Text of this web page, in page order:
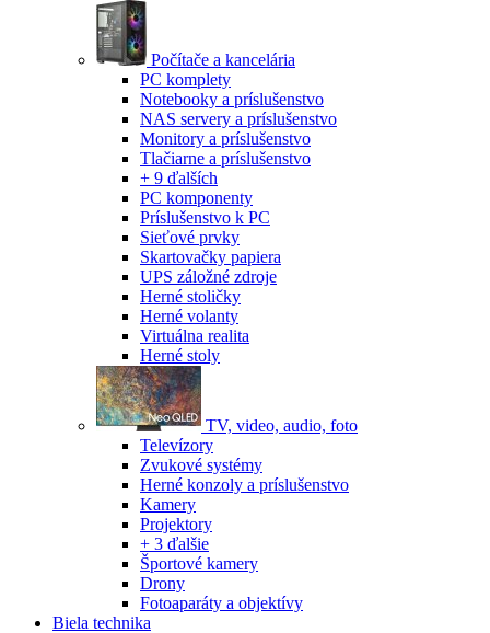
Počítače a kancelária
PC komplety
Notebooky a príslušenstvo
NAS servery a príslušenstvo
Monitory a príslušenstvo
Tlačiarne a príslušenstvo
+ 9 ďalších
PC komponenty
Príslušenstvo k PC
Sieťové prvky
Skartovačky papiera
UPS záložné zdroje
Herné stoličky
Herné volanty
Virtuálna realita
Herné stoly
TV, video, audio, foto
Televízory
Zvukové systémy
Herné konzoly a príslušenstvo
Kamery
Projektory
+ 3 ďalšie
Športové kamery
Drony
Fotoaparáty a objektívy
Biela technika